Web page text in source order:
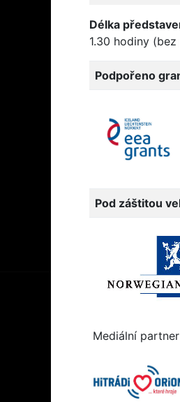
Délka
1.30 hodiny
Podpořeno
Pod záštitou
Mediální